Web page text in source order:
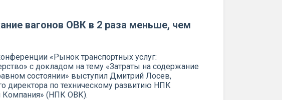
вагонов ОВК в 2 раза меньше, чем
«Рынок транспортных услуг:
с докладом на тему «Затраты на содержание
состоянии» выступил Дмитрий Лосев,
директора по техническому развитию НПК
Компания» (НПК ОВК).